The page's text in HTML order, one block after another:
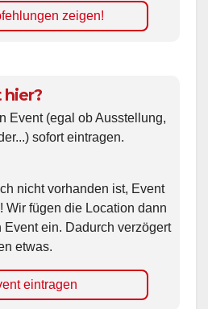
zeigen!
hier?
Event (egal ob Ausstellung,
sofort eintragen.
nicht vorhanden ist, Event
Wir fügen die Location dann
Event ein. Dadurch verzögert
etwas.
eintragen